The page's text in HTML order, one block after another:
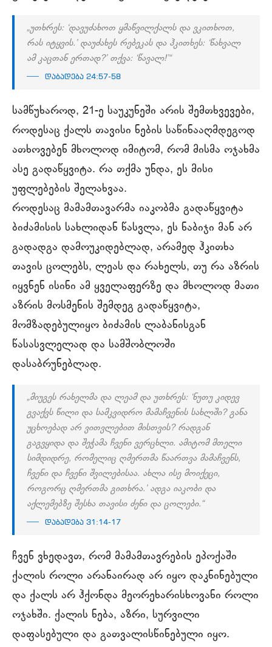
„უთხრეს: ‘დავუძახოთ ყმაწვილქალს და ვკითხოთ,
რას იტყვის.’ დაუძახეს რებეკას და ჰკითხეს: ‘წახვალ
ამ კაცთან ერთად?’ თქვა: ‘წავალ!’“
დაბადება 24:57-58
სამწუხაროდ, 21-ე საუკუნეში არის შემთხვევები,
როდესაც ქალს თავისი ნების საწინააღმდეგოდ
ათხოვებენ მხოლოდ იმიტომ, რომ მისმა ოჯახმა
ასე გადაწყვიტა. რა თქმა უნდა, ეს მისი
უფლებების შელახვაა.
როდესაც მამამთავარმა იაკობმა გადაწყვიტა
ბიძამისის სახლიდან წასვლა, ეს ნაბიჯი მან არ
გადადგა დამოუკიდებლად, არამედ ჰკითხა
თავის ცოლებს, ლეას და რახელს, თუ რა აზრის
იყვნენ ისინი ამ ყველაფერზე და მხოლოდ მათი
აზრის მოსმენის შემდეგ გადაწყვიტა,
მომზადებულიყო ბიძამის ლაბანისგან
წასასვლელად და სამშობლოში
დასაბრუნებლად.
„მიუგეს რახელმა და ლეამ და უთხრეს: ‘ნუთუ კიდევ
გვაქვს წილი და სამკვიდრო მამაჩვენის სახლში? განა
უცხოებად არ ვითვლებით მისთვის? რადგან
გაგვყიდა და შეჭამა ჩვენი ვერცხლი. ამიტომ მთელი
სიმდიდრე, რომელიც ღმერთმა წაართვა მამაჩვენს,
ჩვენი და ჩვენი შვილებისაა. ახლა ისე მოიქეცი,
როგორც ღმერთმა გითხრა.’ ადგა იაკობი და
აქლემებზე შესხა თავისი ძენი და ცოლები.“
დაბადება 31:14-17
ჩვენ ვხედავთ, რომ მამამთავრების ეპოქაში
ქალის როლი არანაირად არ იყო დაკნინებული
და ქალს არ ჰქონდა მეორეხარისხოვანი როლი
ოჯახში. ქალის ნება, აზრი, სურვილი
დაფასებული და გათვალისწინებული იყო.